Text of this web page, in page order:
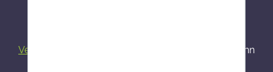
Versandkosten
und ggf. Nachnahmegebühren, wenn